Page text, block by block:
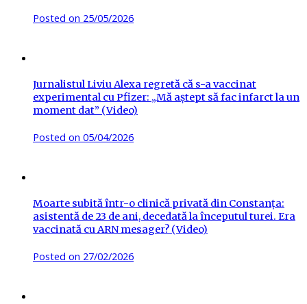
Posted on 25/05/2026
Jurnalistul Liviu Alexa regretă că s-a vaccinat
experimental cu Pfizer: „Mă aștept să fac infarct la un
moment dat” (Video)
Posted on 05/04/2026
Moarte subită într-o clinică privată din Constanța:
asistentă de 23 de ani, decedată la începutul turei. Era
vaccinată cu ARN mesager? (Video)
Posted on 27/02/2026